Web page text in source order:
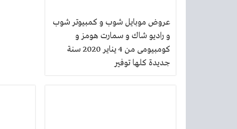
عروض موبايل شوب و كمبيوتر شوب
و راديو شاك و سمارت هومز و
كومبيومى من 4 يناير 2020 سنة
جديدة كلها توفير